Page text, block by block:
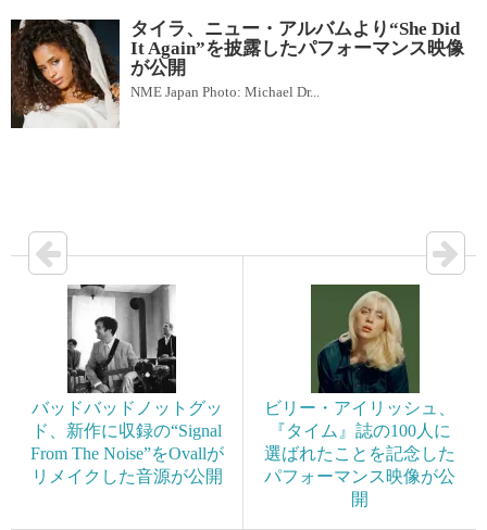
タイラ、ニュー・アルバムより“She Did
It Again”を披露したパフォーマンス映像
が公開
NME Japan Photo: Michael Dr...
バッドバッドノットグッ
ド、新作に収録の“Signal
From The Noise”をOvallが
リメイクした音源が公開
ビリー・アイリッシュ、
『タイム』誌の100人に
選ばれたことを記念した
パフォーマンス映像が公
開